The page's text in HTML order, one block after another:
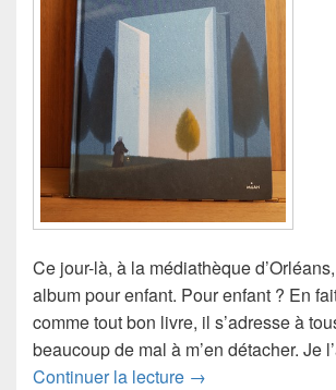
Ce jour-là, à la médiathèque
album pour enfant. Pour enfant ? En
comme tout bon livre, il s’adresse à
beaucoup de mal à m’en détacher. Je
Continuer la lecture Coup de cœur :
→